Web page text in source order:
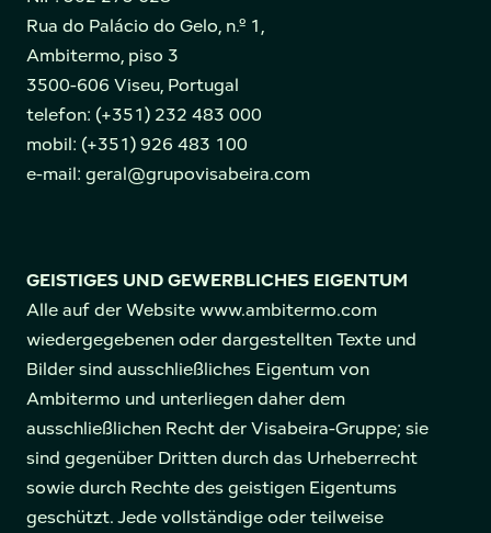
Rua do Palácio do Gelo, n.º 1,
Ambitermo, piso 3
3500-606 Viseu, Portugal
telefon: (+351) 232 483 000
mobil: (+351) 926 483 100
e-mail: geral@grupovisabeira.com
GEISTIGES UND GEWERBLICHES EIGENTUM
Alle auf der Website www.ambitermo.com
wiedergegebenen oder dargestellten Texte und
Bilder sind ausschließliches Eigentum von
Ambitermo und unterliegen daher dem
ausschließlichen Recht der Visabeira-Gruppe; sie
sind gegenüber Dritten durch das Urheberrecht
sowie durch Rechte des geistigen Eigentums
geschützt. Jede vollständige oder teilweise